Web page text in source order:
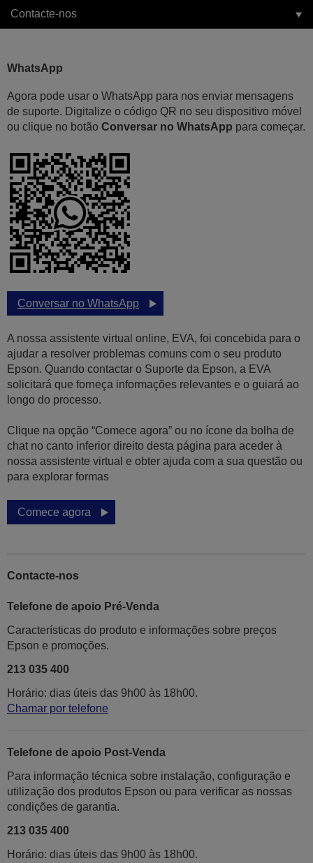
Contacte-nos
WhatsApp
Agora pode usar o WhatsApp para nos enviar mensagens
de suporte. Digitalize o código QR no seu dispositivo móvel
ou clique no botão Conversar no WhatsApp para começar.
Conversar no WhatsApp
A nossa assistente virtual online, EVA, foi concebida para o
ajudar a resolver problemas comuns com o seu produto
Epson. Quando contactar o Suporte da Epson, a EVA
solicitará que forneça informações relevantes e o guiará ao
longo do processo.
Clique na opção “Comece agora” ou no ícone da bolha de
chat no canto inferior direito desta página para aceder à
nossa assistente virtual e obter ajuda com a sua questão ou
para explorar formas
Comece agora
Contacte-nos
Telefone de apoio Pré-Venda
Características do produto e informações sobre preços
Epson e promoções.
213 035 400
Horário: dias úteis das 9h00 às 18h00.
Chamar por telefone
Telefone de apoio Post-Venda
Para informação técnica sobre instalação, configuração e
utilização dos produtos Epson ou para verificar as nossas
condições de garantia.
213 035 400
Horário: dias úteis das 9h00 às 18h00.